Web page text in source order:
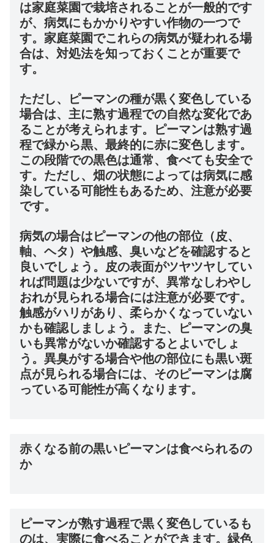
は家庭菜園で栽培されることが一般的です
が、病気にもかかりやすい作物の一つで
す。家庭菜園でこれらの病気が疑われる場
合は、対処法を知っておくことが重要で
す。
ただし、ピーマンの種が黒く変色している
場合は、主に熟す過程での自然な変化であ
ることが考えられます。ピーマンは熟す過
程で緑から黒、最終的に赤に変色します。
この段階での黒色は通常、食べても安全で
す。ただし、畑の状態によっては病気に感
染している可能性もあるため、注意が必要
です。
病気の場合はピーマンの他の部位（皮、
軸、ヘタ）や触感、臭いなどを確認すると
良いでしょう。皮の表面がツヤツヤしてい
れば問題は少ないですが、異常なしわやし
おれが見られる場合には注意が必要です。
触感がハリがあり、柔らかくなっていない
かも確認しましょう。また、ピーマンの臭
いも異常がないか確認するとよいでしょ
う。異臭がする場合や他の部位にも黒い斑
点が見られる場合には、そのピーマンは腐
っている可能性が高くなります。
赤くなる前の黒いピーマンは食べられるの
か
ピーマンが熟す過程で黒く変色しているも
のは、実際に食べることができます。緑色